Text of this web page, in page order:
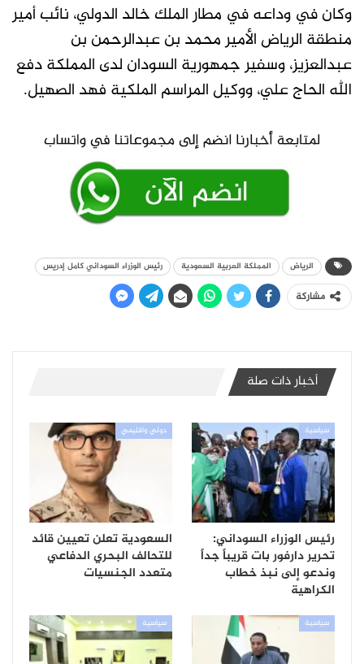
وكان في وداعه في مطار الملك خالد الدولي، نائب أمير
منطقة الرياض الأمير محمد بن عبدالرحمن بن
عبدالعزيز، وسفير جمهورية السودان لدى المملكة دفع
الله الحاج علي، ووكيل المراسم الملكية فهد الصهيل.
الرياض المملكة العربية السعودية رئيس الوزراء السوداني كامل إدريس
مشاركة
أخبار ذات صلة
سياسية
رئيس الوزراء السوداني:
تحرير دارفور بات قريباً جداً
وندعو إلى نبذ خطاب
الكراهية
دولي واقليمي
السعودية تعلن تعيين قائد
للتحالف البحري الدفاعي
متعدد الجنسيات
سياسية سياسية